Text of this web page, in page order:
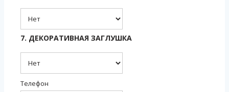
7. ДЕКОРАТИВНАЯ ЗАГЛУШКА
Телефон